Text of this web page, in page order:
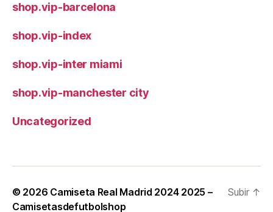
shop.vip-barcelona
shop.vip-index
shop.vip-inter miami
shop.vip-manchester city
Uncategorized
© 2026 Camiseta Real Madrid 2024 2025 –
Camisetasdefutbolshop
Subir ↑